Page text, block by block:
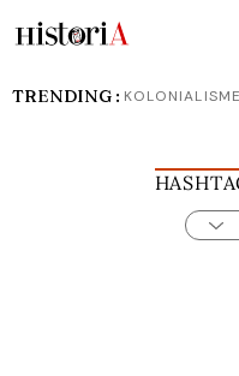
TRENDING : KOLONIALISME